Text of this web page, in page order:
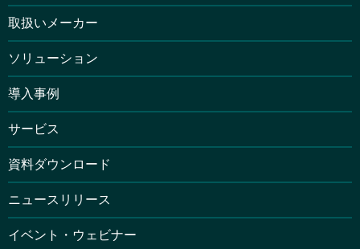
取扱いメーカー
ソリューション
導入事例
サービス
資料ダウンロード
ニュースリリース
イベント・ウェビナー